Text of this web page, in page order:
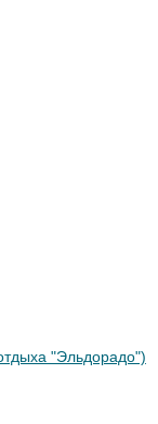
"Эльдорадо")